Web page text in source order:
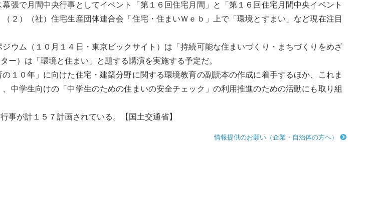
張で月間中央行事としてイベント「第１６回住宅月間」と「第１６回住宅月間中央イベント
２）（社）住宅生産団体連合会「住宅・住まいＷｅｂ」上で「環境とすまい」など現在注目
ウム（１０月１４日・東京ビックサイト）は「持続可能な住まいづくり・まちづくりをめざ
ー）は「環境と住まい」と題する講演を実施する予定だ。
の１０年」に向けた住宅・建築分野に関する環境教育の副読本の作成に着手するほか、これま
中学生向けの「中学生のための住まいの安全チェック」の利用推進のための活動にも取り組
が計１５７計画されている。【国土交通省】
情報提供のお願い（企業・自治体の方へ）